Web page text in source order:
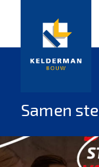
diensten
over
werken bij
Samen